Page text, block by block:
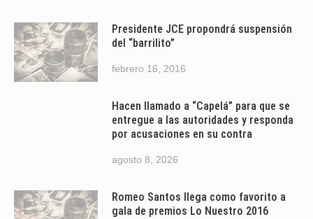
Presidente JCE propondrá suspensión
del “barrilito”
febrero 16, 2016
Hacen llamado a “Capelá” para que se
entregue a las autoridades y responda
por acusaciones en su contra
agosto 8, 2026
Romeo Santos llega como favorito a
gala de premios Lo Nuestro 2016